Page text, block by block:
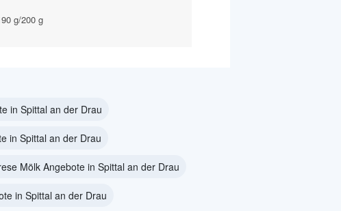
g/200 g
in Spittal an der Drau
in Spittal an der Drau
Mölk Angebote in Spittal an der Drau
in Spittal an der Drau